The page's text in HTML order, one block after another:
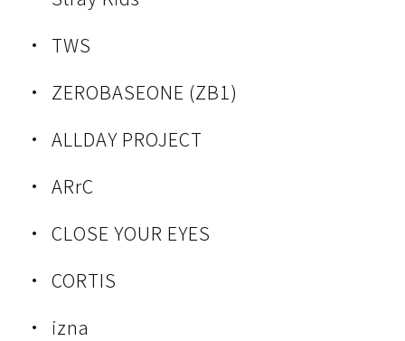
TWS
ZEROBASEONE (ZB1)
ALLDAY PROJECT
ARrC
CLOSE YOUR EYES
CORTIS
izna